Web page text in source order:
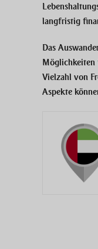
langfristig
Das
Möglichkeiten
Vielzahl von
Aspekte